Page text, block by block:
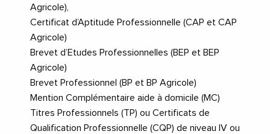
Agricole),
Certificat d’Aptitude Professionnelle (CAP et CAP
Agricole)
Brevet d’Etudes Professionnelles (BEP et BEP
Agricole)
Brevet Professionnel (BP et BP Agricole)
Mention Complémentaire aide à domicile (MC)
Titres Professionnels (TP) ou Certificats de
Qualification Professionnelle (CQP) de niveau IV ou